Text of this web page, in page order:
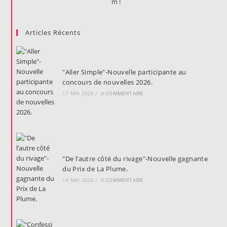
Articles Récents
"Aller Simple"-Nouvelle participante au
concours de nouvelles 2026.
17 MAI 2026 / 0 COMMENTAIRE
"De l’autre côté du rivage"-Nouvelle gagnante
du Prix de La Plume.
14 MAI 2026 / 0 COMMENTAIRE